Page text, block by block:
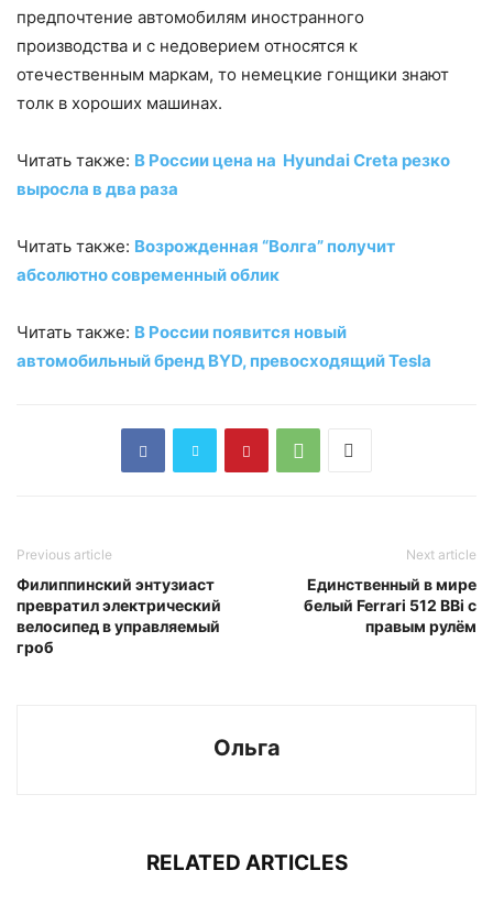
предпочтение автомобилям иностранного
производства и с недоверием относятся к
отечественным маркам, то немецкие гонщики знают
толк в хороших машинах.
Читать также: В России цена на Hyundai Creta резко
выросла в два раза
Читать также: Возрожденная “Волга” получит
абсолютно современный облик
Читать также: В России появится новый
автомобильный бренд BYD, превосходящий Tesla
Previous article
Филиппинский энтузиаст
превратил электрический
велосипед в управляемый
гроб
Next article
Единственный в мире
белый Ferrari 512 BBi с
правым рулём
Ольга
RELATED ARTICLES